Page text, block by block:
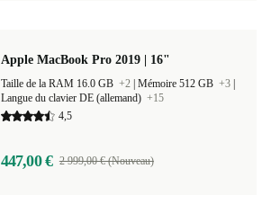
Apple MacBook Pro 2019 | 16"
Taille de la RAM 16.0 GB +2 Mémoire 512 GB +3
Langue du clavier DE (allemand) +15
4,5
447,00 € 2 999,00 € (Nouveau)